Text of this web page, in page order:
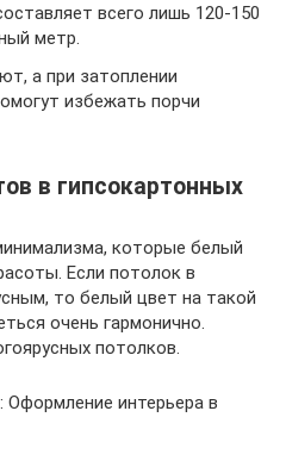
всего лишь 120-150
метр.
а при затоплении
избежать порчи
в гипсокартонных
которые белый
Если потолок в
то белый цвет на такой
очень гармонично.
потолков.
интерьера в